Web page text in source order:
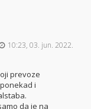
10:23, 03. jun. 2022.
prevoze
i
da je na